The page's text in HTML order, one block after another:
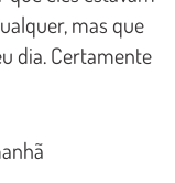
mas que
dia. Certamente